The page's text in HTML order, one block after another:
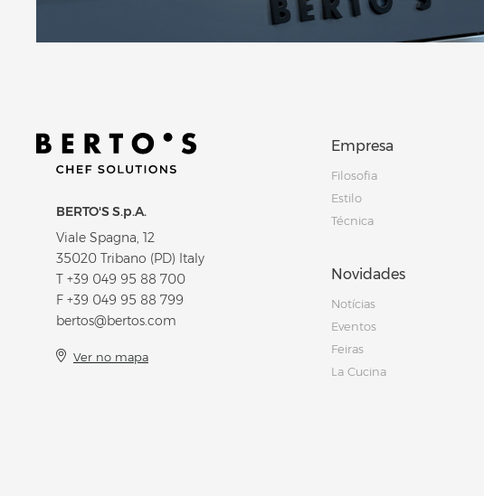
BERTO'S S.p.A.
Viale Spagna, 12
35020 Tribano (PD) Italy
T +39 049 95 88 700
F +39 049 95 88 799
bertos@bertos.com
Ver no mapa
Empresa
Filosofia
Estilo
Técnica
Novidades
Notícias
Eventos
Feiras
La Cucina